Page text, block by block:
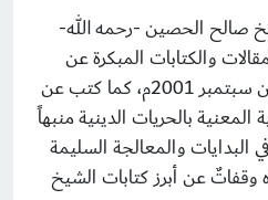
صالح الحصين -رحمه الله-
والكتابات المبكرة عن
حقيقة حدث الحادي عشر من سبتمبر 2001م، كما كتب عن
المعنية بالحريات الدينية منبهاً
البدايات والمعالجة السليمة
وقفاتٌ عن أبرز كتابات الشيخ